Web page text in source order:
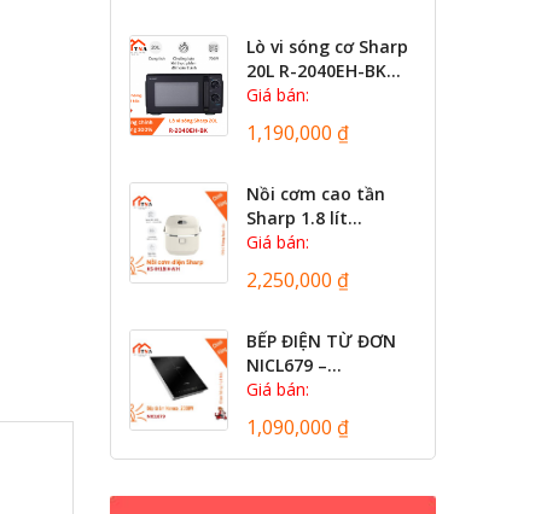
Lò vi sóng cơ Sharp
20L R-2040EH-BK...
Giá bán:
1,190,000 ₫
Nồi cơm cao tần
Sharp 1.8 lít...
Giá bán:
2,250,000 ₫
BẾP ĐIỆN TỪ ĐƠN
NICL679 –...
Giá bán:
1,090,000 ₫